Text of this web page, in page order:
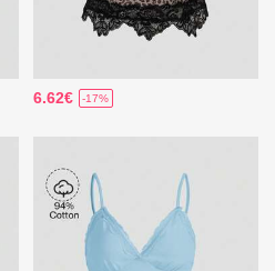
6.62€ -17%